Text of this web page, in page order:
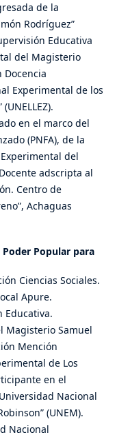
de la
Rodríguez”
Educativa
del Magisterio
Docencia
Experimental de los
en el marco del
(PNFA), de la
del
adscripta al
Centro de
Achaguas
Popular para
Ciencias Sociales.
Apure.
Educativa.
Magisterio Samuel
Mención
de Los
en el
Nacional
(UNEM).
Nacional